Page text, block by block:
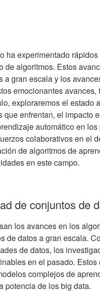
ha experimentado
de algoritmos. Estos
gran escala y los
emocionantes
exploraremos el estado
enfrentan, el impacto
automático en
colaborativos en el
de algoritmos de
en este campo.
de conjuntos de
los avances en los
de datos a gran escala.
de datos, los
en el pasado.
complejos de
potencia de los big data.